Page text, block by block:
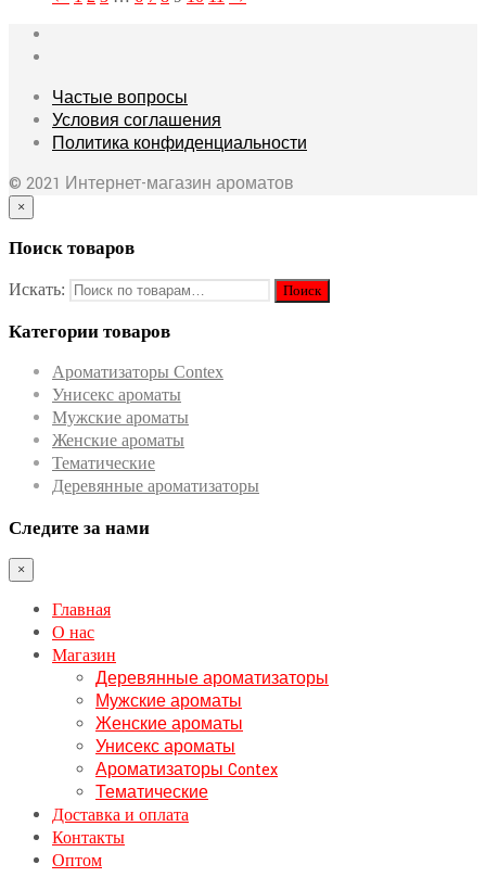
Частые вопросы
Условия соглашения
Политика конфиденциальности
© 2021 Интернет-магазин ароматов
×
Поиск товаров
Искать:
Категории товаров
Ароматизаторы Contex
Унисекс ароматы
Мужские ароматы
Женские ароматы
Тематические
Деревянные ароматизаторы
Следите за нами
×
Главная
О нас
Магазин
Деревянные ароматизаторы
Мужские ароматы
Женские ароматы
Унисекс ароматы
Ароматизаторы Contex
Тематические
Доставка и оплата
Контакты
Оптом